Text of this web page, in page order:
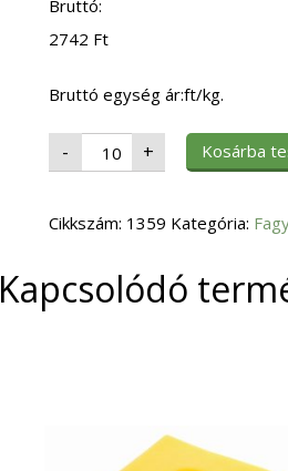
Bruttó:
2742 Ft
Bruttó egység ár:ft/kg.
- Fagy.
Mangó
Kocka
+ Kosárba
Cikkszám: 1359 Kategória:
Kapcsolódó